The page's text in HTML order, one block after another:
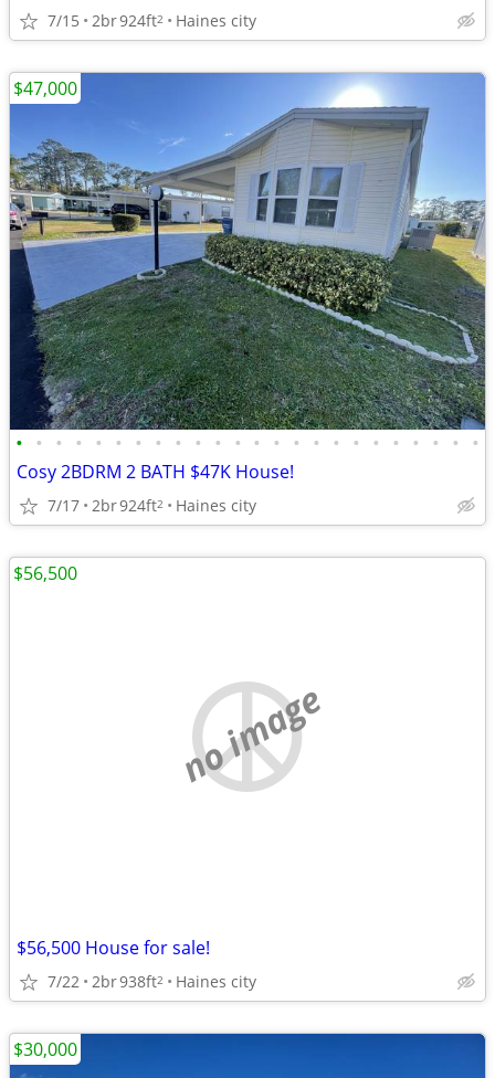
7/15 2br924ft2 Haines city
• • • • • • • • • • • • • • • • • • • • • • • •
Cosy 2BDRM 2 BATH $47K House!
7/17 2br924ft2 Haines city
$47,000
no image
$56,500 House for sale!
7/22 2br938ft2 Haines city
$56,500
$30,000